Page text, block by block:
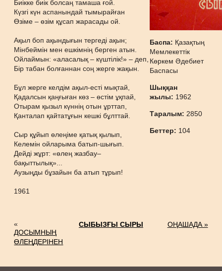
Биікке биік болсаң тамаша ғой.
Күзгі күн аспанындай тымырайған
Өзіме – өзім құсап жарасады ой.
Ақыл боп ақындығын тергеді ақын;
Мінбеймін мен ешкімнің берген атын.
Ойлаймын: «аласалық – күштілік!» – деп,
Бір табан болғаннан соң жерге жақын.
Бұл жерге келдім ақыл-есті мықтай,
Қадалсын қаңғыған көз – өстім ұқпай,
Отырам қызыл күннің отын ұрттап,
Қанталап қайтатұғын кешкі бұлттай.
Сыр құйып өлеңіме қатық қылып,
Келемін ойларыма батып-шығып.
Дейді жұрт: «өлең жазбау–
бақыттылық»...
Аузыңды бұзайын ба атып тұрып!
1961
Баспа: Қазақтың
Мемлекеттік
Көркем Әдебиет
Баспасы
Шыққан
жылы: 1962
Таралым: 2850
Беттер: 104
«
ДОСЫМНЫҢ
ӨЛЕҢДЕРІНЕН
СЫБЫЗҒЫ СЫРЫ ОҢАШАДА »